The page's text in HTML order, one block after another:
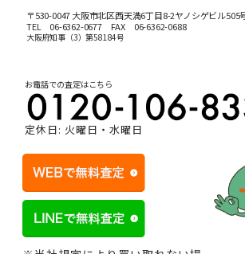
〒530-0047 大阪市北区西天満6丁目8-2ヤノシゲビル505
TEL 06-6362-0677FAX 06-6362-0688
大阪府知事（3）第58184号
お電話での査定はこちら
定休日: 火曜日・水曜日